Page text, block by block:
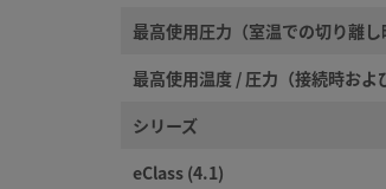
最高使用圧力（室温での切り離し
最高使用温度 / 圧力（接続時およ
シリーズ
eClass (4.1)